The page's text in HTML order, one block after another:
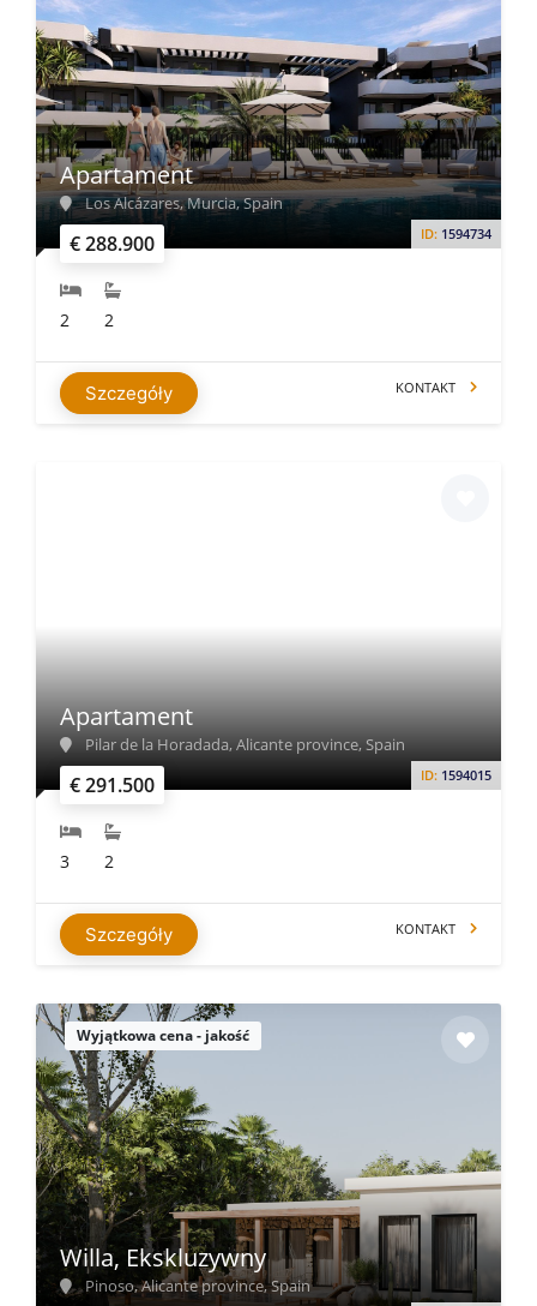
€ 288.900 ID: 1594734
Apartament
Los Alcázares, Murcia, Spain
2 2
Szczegóły KONTAKT
€ 291.500 ID: 1594015
Apartament
Pilar de la Horadada, Alicante province, Spain
3 2
Szczegóły KONTAKT
Wyjątkowa cena - jakość
Willa, Ekskluzywny
Pinoso, Alicante province, Spain